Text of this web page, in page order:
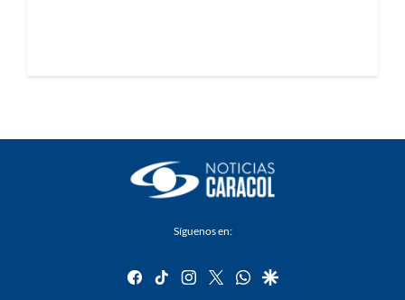
Síguenos en:
facebook
tiktok instagram
twitterwhatsapp
google